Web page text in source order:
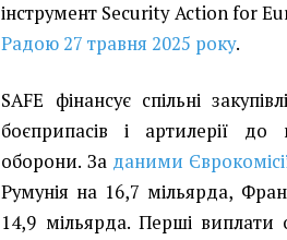
інструмент Security Action for
Радою 27 травня 2025 року.
SAFE фінансує спільні
боєприпасів і артилерії до
оборони. За даними
Румунія на 16,7 мільярда,
14,9 мільярда. Перші виплати